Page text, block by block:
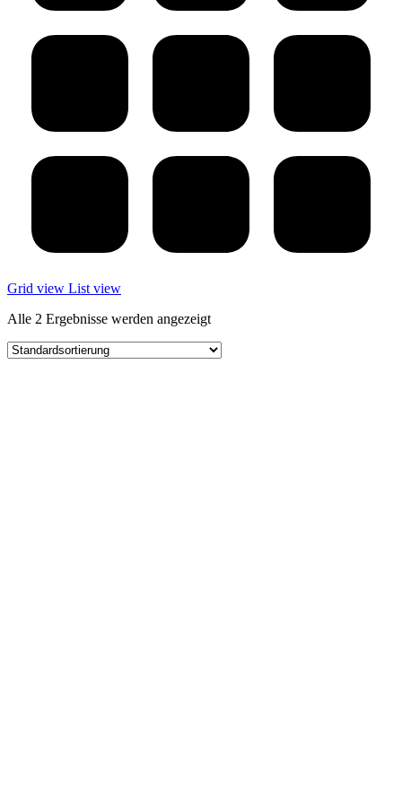
Grid view List view
Alle 2 Ergebnisse werden angezeigt